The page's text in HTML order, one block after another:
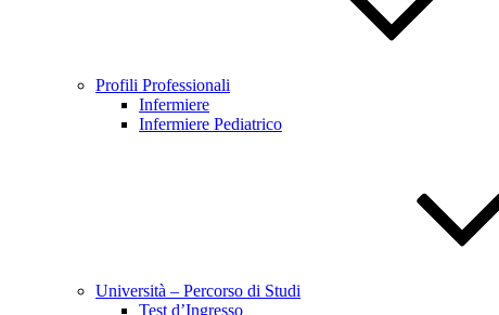
Profili Professionali
Infermiere
Infermiere Pediatrico
Università – Percorso di Studi
Test d’Ingresso